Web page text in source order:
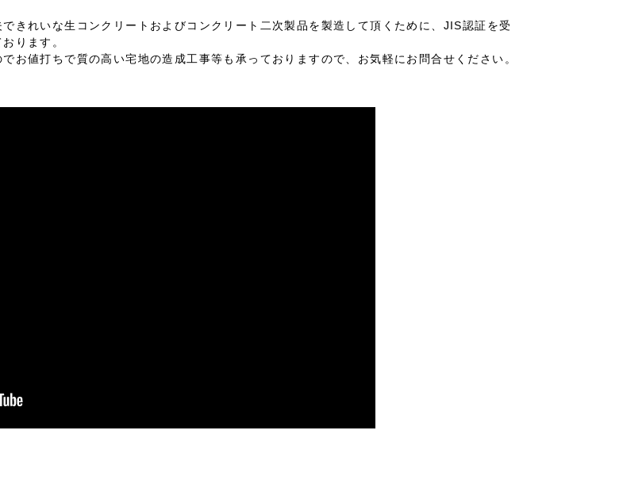
きれいな生コンクリートおよびコンクリート二次製品を製造して頂くために、JIS認証を受
ります。
お値打ちで質の高い宅地の造成工事等も承っておりますので、お気軽にお問合せください。